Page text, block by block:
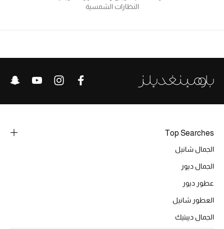
تشكيلة الأحذية
الأحذية الرجالية
أحذية للأطفال
أبرز المصممين
النظارات الشمسية
Top Searches
الجمال شانيل
الجمال ديور
عطور ديور
العطور شانيل
الجمال ديبتيك